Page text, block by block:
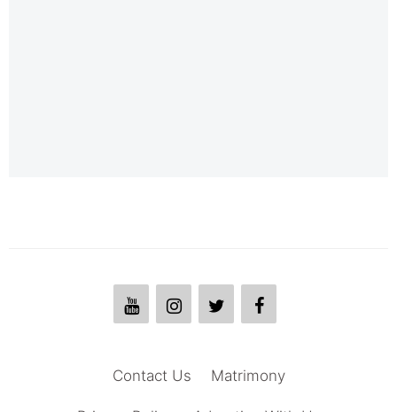
Matrimony
Contact Us